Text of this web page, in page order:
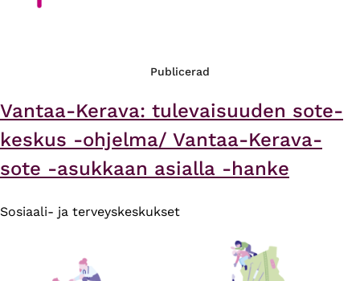
Publicerad
Vantaa-Kerava: tulevaisuuden sote-
keskus -ohjelma/ Vantaa-Kerava-
sote -asukkaan asialla -hanke
Sosiaali- ja terveyskeskukset